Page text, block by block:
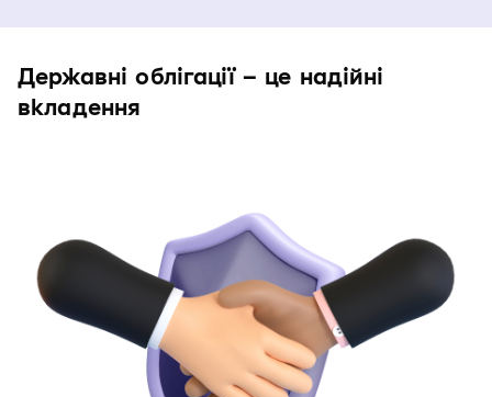
Державні облігації – це надійні
вкладення